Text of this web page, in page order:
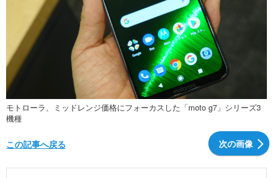
モトローラ、ミッドレンジ価格にフォーカスした「moto g7」シリーズ3
機種
次の画像
この記事へ戻る